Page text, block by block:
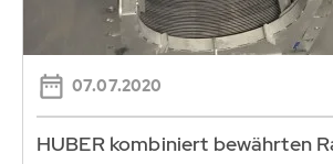
07.07.2020
HUBER kombiniert bewährten